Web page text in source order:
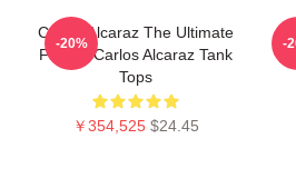
Carlos Alcaraz The Ultimate
Fighter Carlos Alcaraz Tank
Tops
￥354,525 $24.45
-20% -